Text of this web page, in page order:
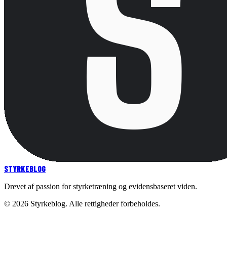
STYRKEBLOG
Drevet af passion for styrketræning og evidensbaseret viden.
© 2026 Styrkeblog. Alle rettigheder forbeholdes.